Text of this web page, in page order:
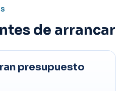
de arrancar
presupuesto